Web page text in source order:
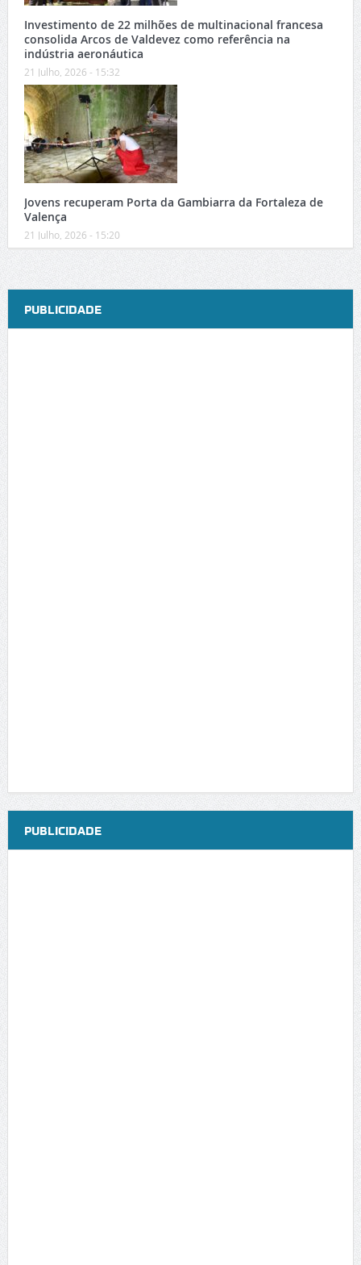
Investimento de 22 milhões de multinacional francesa
consolida Arcos de Valdevez como referência na
indústria aeronáutica
21 Julho, 2026 - 15:32
Jovens recuperam Porta da Gambiarra da Fortaleza de
Valença
21 Julho, 2026 - 15:20
PUBLICIDADE
PUBLICIDADE